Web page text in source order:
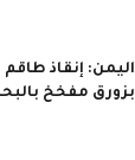
اليمن: إنقاذ
بزورق مفخخ